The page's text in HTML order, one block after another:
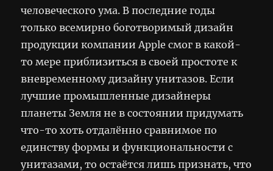
человеческого ума. В последние годы
только всемирно боготворимый дизайн
продукции компании Apple смог в какой-
то мере приблизиться в своей простоте к
вневременному дизайну унитазов. Если
лучшие промышленные дизайнеры
планеты Земля не в состоянии придумать
что-то хоть отдалённо сравнимое по
единству формы и функциональности с
унитазами, то остаётся лишь признать, что